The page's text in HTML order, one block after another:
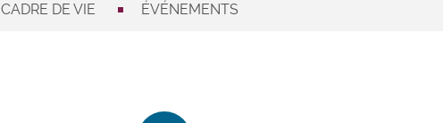
CADRE DE VIE ÉVÉNEMENTS